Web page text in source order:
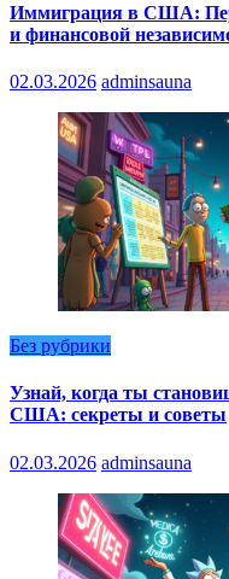
Иммиграция в США:
и финансовой
02.03.2026 adminsauna
Без рубрики
Узнай, когда ты
США: секреты и советы
02.03.2026 adminsauna